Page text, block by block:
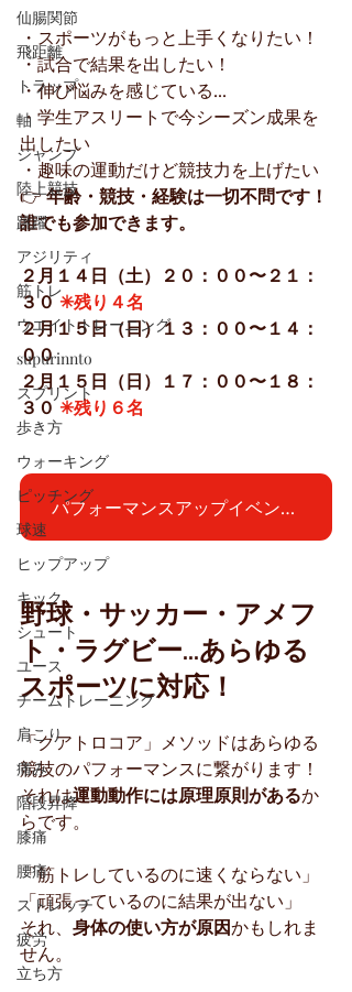
仙腸関節
飛距離
トラップ
軸
ジャンプ
陸上競技
跳躍
アジリティ
筋トレ
ウエイトトレーニング
supurinnto
スプリント
歩き方
ウォーキング
ピッチング
球速
ヒップアップ
キック
シュート
ユース
チームトレーニング
肩こり
痛み
階段昇降
膝痛
腰痛
ストレッチ
疲労
立ち方
・スポーツがもっと上手くなりたい！
・試合で結果を出したい！
・伸び悩みを感じている...
・学生アスリートで今シーズン成果を
出したい
・趣味の運動だけど競技力を上げたい
👉 年齢・競技・経験は一切不問です！
誰でも参加できます。
２月１４日（土）２０：００〜２１：
３０ ✳︎残り４名
２月１５日（日）１３：００〜１４：
００
２月１５日（日）１７：００〜１８：
３０ ✳︎残り６名
パフォーマンスアップイベントに今すぐ申し込む
野球・サッカー・アメフ
ト・ラグビー...あらゆる
スポーツに対応！
「クアトロコア」メソッドはあらゆる
競技のパフォーマンスに繋がります！
それは運動動作には原理原則があるか
らです。
「筋トレしているのに速くならない」
「頑張っているのに結果が出ない」
それ、 身体の使い方が原因かもしれま
せん。